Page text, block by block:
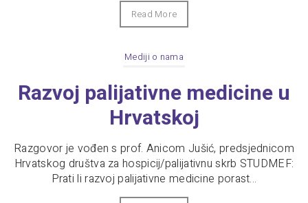
Read More
Mediji o nama
Razvoj palijativne medicine u
Hrvatskoj
Razgovor je vođen s prof. Anicom Jušić, predsjednicom
Hrvatskog društva za hospicij/palijativnu skrb STUDMEF:
Prati li razvoj palijativne medicine porast...